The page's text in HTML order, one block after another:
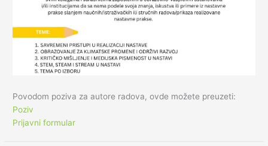
Povodom poziva za autore radova, ovde možete preuzeti:
Poziv
Prijavni formular